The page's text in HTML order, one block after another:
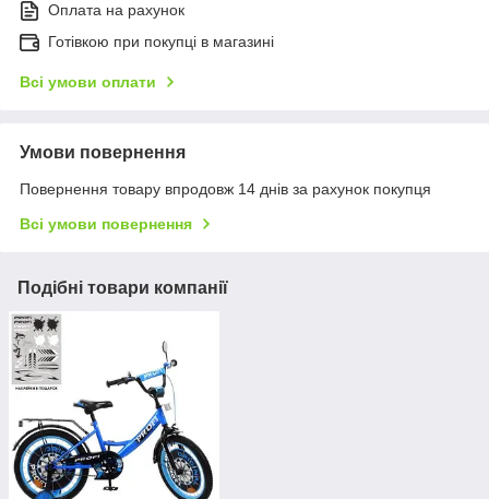
Оплата на рахунок
Готівкою при покупці в магазині
Всі умови оплати
Умови повернення
Повернення товару впродовж 14 днів за рахунок покупця
Всі умови повернення
Подібні товари компанії